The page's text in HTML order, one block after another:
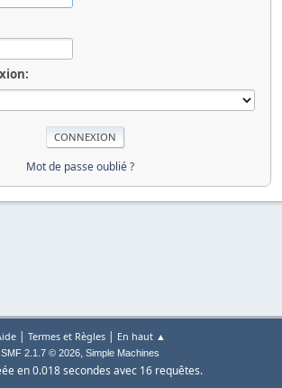
Mot de passe oublié ?
| Termes et Règles| En haut ▲
SMF 2.1.7 © 2026, Simple Machines
en 0.018 secondes avec 16 requêtes.